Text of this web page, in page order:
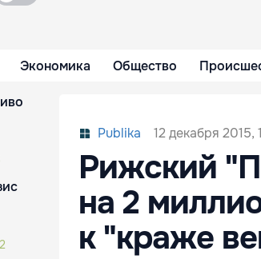
Экономика Общество
Publika 12 декабря 2015,
Рижский
на 2
к "краже